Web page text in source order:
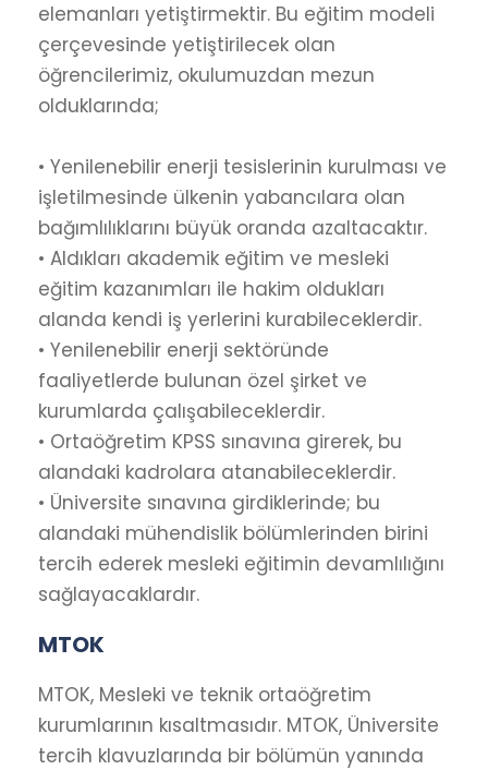
elemanları yetiştirmektir. Bu eğitim modeli
çerçevesinde yetiştirilecek olan
öğrencilerimiz, okulumuzdan mezun
olduklarında;
• Yenilenebilir enerji tesislerinin kurulması ve
işletilmesinde ülkenin yabancılara olan
bağımlılıklarını büyük oranda azaltacaktır.
• Aldıkları akademik eğitim ve mesleki
eğitim kazanımları ile hakim oldukları
alanda kendi iş yerlerini kurabileceklerdir.
• Yenilenebilir enerji sektöründe
faaliyetlerde bulunan özel şirket ve
kurumlarda çalışabileceklerdir.
• Ortaöğretim KPSS sınavına girerek, bu
alandaki kadrolara atanabileceklerdir.
• Üniversite sınavına girdiklerinde; bu
alandaki mühendislik bölümlerinden birini
tercih ederek mesleki eğitimin devamlılığını
sağlayacaklardır.
MTOK
MTOK, Mesleki ve teknik ortaöğretim
kurumlarının kısaltmasıdır. MTOK, Üniversite
tercih klavuzlarında bir bölümün yanında